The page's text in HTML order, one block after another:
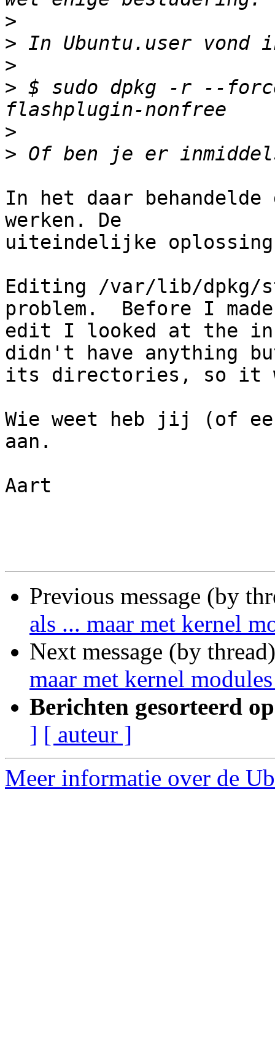
>
>
>
> $ sudo dpkg -r --
>
>
In het daar
werken. De
uiteindelijke
Editing /var/lib/dpkg/
problem.  Before I
edit I looked at the
didn't have anything
its directories, so it
Wie weet heb jij (of
aan.
Aart
Previous message (by
als ... maar met kernel
Next message (by
maar met kernel
Berichten gesorteerd
] [ auteur ]
Meer informatie over de